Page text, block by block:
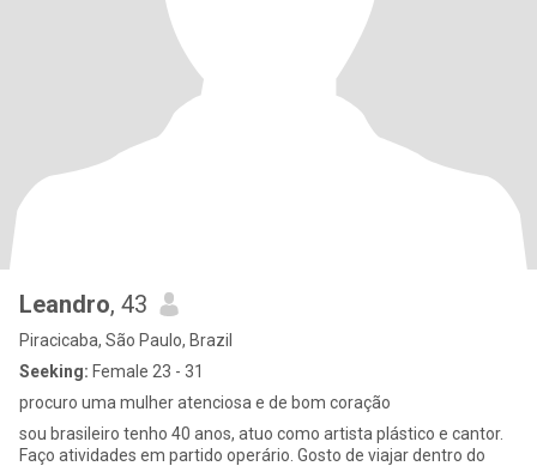
Leandro, 43
Piracicaba, São Paulo, Brazil
Seeking: Female 23 - 31
procuro uma mulher atenciosa e de bom coração
sou brasileiro tenho 40 anos, atuo como artista plástico e cantor.
Faço atividades em partido operário. Gosto de viajar dentro do